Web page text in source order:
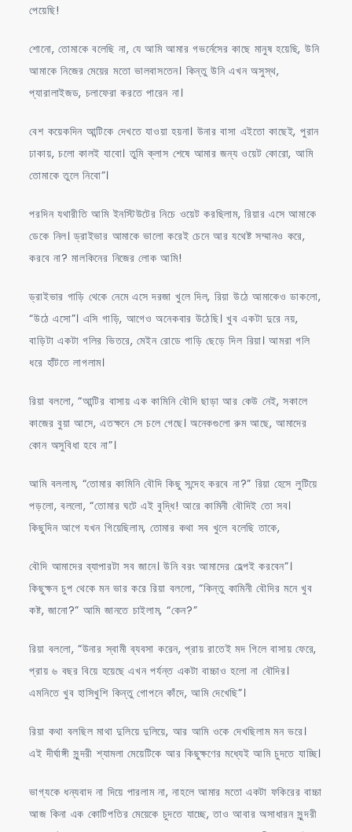
পেয়েছি!
শোনো, তোমাকে বলেছি না, যে আমি আমার গভর্নেসের কাছে মানুষ হয়েছি, উনি
আমাকে নিজের মেয়ের মতো ভালবাসতেন। কিন্তু উনি এখন অসুস্থ,
প্যারালাইজড, চলাফেরা করতে পারেন না।
বেশ কয়েকদিন আন্টিকে দেখতে যাওয়া হয়না। উনার বাসা এইতো কাছেই, পুরান
ঢাকায়, চলো কালই যাবো। তুমি ক্লাস শেষে আমার জন্য ওয়েট কোরো, আমি
তোমাকে তুলে নিবো”।
পরদিন যথারীতি আমি ইনস্টিউটের নিচে ওয়েট করছিলাম, রিয়ার এসে আমাকে
ডেকে নিল। ড্রাইভার আমাকে ভালো করেই চেনে আর যথেষ্ট সম্মানও করে,
করবে না? মালকিনের নিজের লোক আমি!
ড্রাইভার গাড়ি থেকে নেমে এসে দরজা খুলে দিল, রিয়া উঠে আমাকেও ডাকলো,
“উঠে এসো”। এসি গাড়ি, আগেও অনেকবার উঠেছি। খুব একটা দুরে নয়,
বাড়িটা একটা গলির ভিতরে, মেইন রোডে গাড়ি ছেড়ে দিল রিয়া। আমরা গলি
ধরে হাঁটতে লাগলাম।
রিয়া বললো, “আন্টির বাসায় এক কামিনি বৌদি ছাড়া আর কেউ নেই, সকালে
কাজের বুয়া আসে, এতক্ষনে সে চলে গেছে। অনেকগুলো রুম আছে, আমাদের
কোন অসুবিধা হবে না”।
আমি বললাম, “তোমার কামিনি বৌদি কিছু সন্দেহ করবে না?” রিয়া হেসে লুটিয়ে
পড়লো, বললো, “তোমার ঘটে এই বুদ্ধি! আরে কামিনী বৌদিই তো সব।
কিছুদিন আগে যখন গিয়েছিলাম, তোমার কথা সব খুলে বলেছি তাকে,
বৌদি আমাদের ব্যাপারটা সব জানে। উনি বরং আমাদের হেল্পই করবেন”।
কিছুক্ষন চুপ থেকে মন ভার করে রিয়া বললো, “কিন্তু কামিনী বৌদির মনে খুব
কষ্ট, জানো?” আমি জানতে চাইলাম, “কেন?”
রিয়া বললো, “উনার স্বামী ব্যবসা করেন, প্রায় রাতেই মদ গিলে বাসায় ফেরে,
প্রায় ৬ বছর বিয়ে হয়েছে এখন পর্যন্ত একটা বাচ্চাও হলো না বৌদির।
এমনিতে খুব হাসিখুশি কিন্তু গোপনে কাঁদে, আমি দেখেছি”।
রিয়া কথা বলছিল মাথা দুলিয়ে দুলিয়ে, আর আমি ওকে দেখছিলাম মন ভরে।
এই দীর্ঘাঙ্গী সুন্দরী শ্যামলা মেয়েটিকে আর কিছুক্ষণের মধ্যেই আমি চুদতে যাচ্ছি।
ভাগ্যকে ধন্যবাদ না দিয়ে পারলাম না, নাহলে আমার মতো একটা ফকিরের বাচ্চা
আজ কিনা এক কোটিপতির মেয়েকে চুদতে যাচ্ছে, তাও আবার অসাধারন সুন্দরী